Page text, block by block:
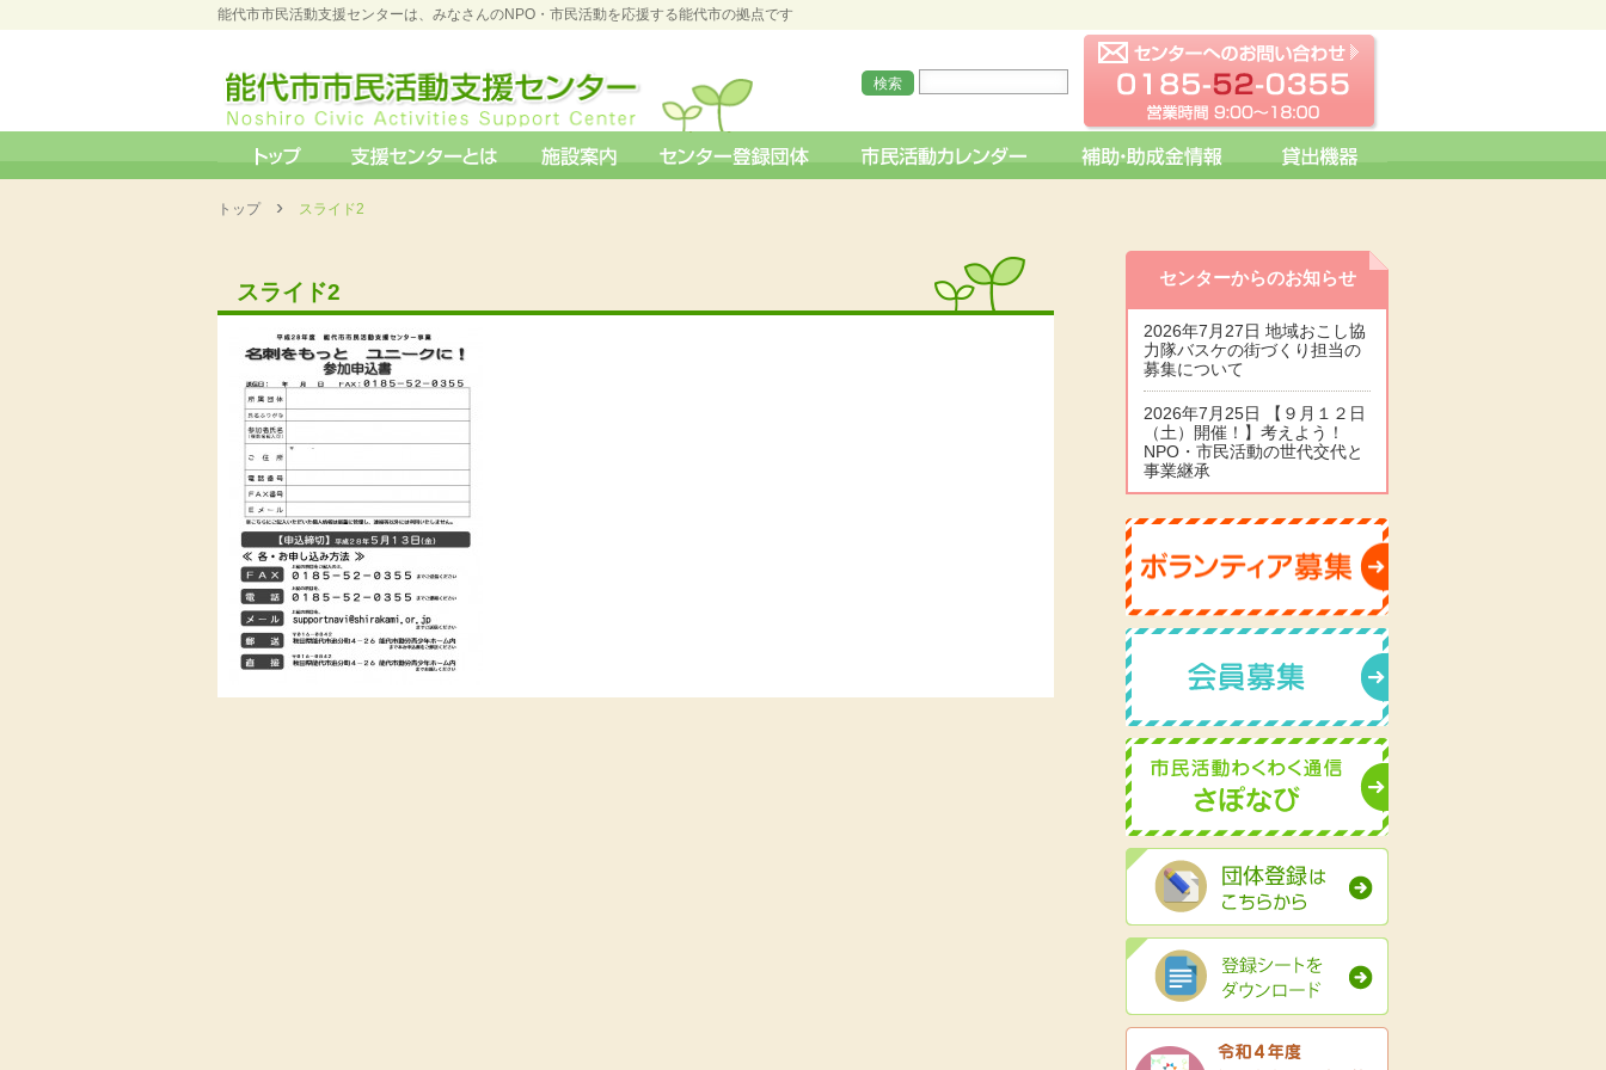
能代市市民活動支援センターは、みなさんのNPO・市民活動を応援する能代市の拠点です
トップ › スライド2
スライド2
センターからのお知らせ
2026年7月27日 地域おこし協
力隊バスケの街づくり担当の
募集について
2026年7月25日 【９月１２日
（土）開催！】考えよう！
NPO・市民活動の世代交代と
事業継承